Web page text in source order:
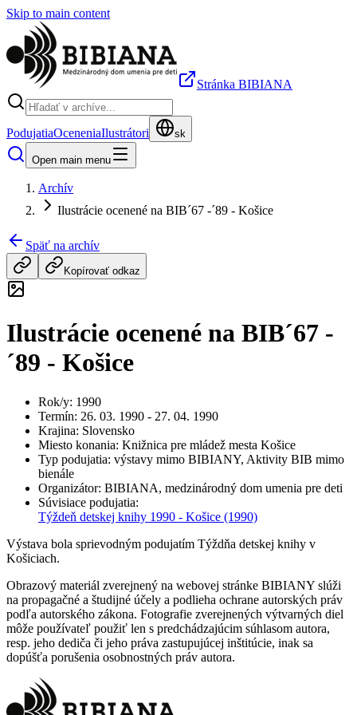
Skip to main content
Stránka BIBIANA
PodujatiaOceneniaIlustrátori sk
Open main menu
Archív
Ilustrácie ocenené na BIB´67 -´89 - Košice
Späť na archív
Kopírovať odkaz
Ilustrácie ocenené na BIB´67 -
´89 - Košice
Rok/y: 1990
Termín: 26. 03. 1990 - 27. 04. 1990
Krajina: Slovensko
Miesto konania: Knižnica pre mládež mesta Košice
Typ podujatia: výstavy mimo BIBIANY, Aktivity BIB mimo
bienále
Organizátor: BIBIANA, medzinárodný dom umenia pre deti
Súvisiace podujatia:
Týždeň detskej knihy 1990 - Košice (1990)
Výstava bola sprievodným podujatím Týždňa detskej knihy v
Košiciach.
Obrazový materiál zverejnený na webovej stránke BIBIANY slúži
na propagačné a študijné účely a podlieha ochrane autorských práv
podľa autorského zákona. Fotografie zverejnených výtvarných diel
môže používateľ použiť len s predchádzajúcim súhlasom autora,
resp. jeho dediča či jeho práva zastupujúcej inštitúcie, inak sa
dopúšťa porušenia osobnostných práv autora.